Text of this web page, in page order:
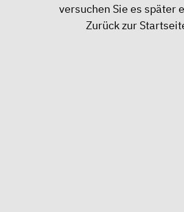
versuchen Sie es später
Zurück zur